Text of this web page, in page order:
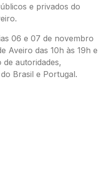
e privados do
06 e 07 de novembro
Aveiro das 10h às 19h e
autoridades,
Brasil e Portugal.